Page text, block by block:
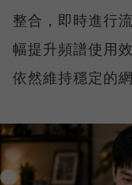
整合，即時進行
幅提升頻譜使用
依然維持穩定的網